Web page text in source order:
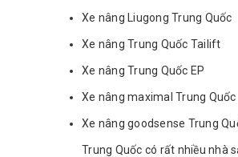
Xe nâng Liugong Trung Quốc
Xe nâng Trung Quốc Tailift
Xe nâng Trung Quốc EP
Xe nâng maximal Trung Quốc
Xe nâng goodsense Trung
Trung Quốc có rất nhiều nhà